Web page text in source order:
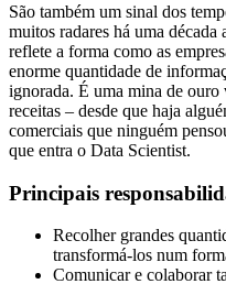
São também um sinal dos
muitos radares há uma década
reflete a forma como as
enorme quantidade de
ignorada. É uma mina de ouro
receitas – desde que haja
comerciais que ninguém
que entra o Data Scientist.
Principais
Recolher grandes
transformá-los num
Comunicar e colaborar